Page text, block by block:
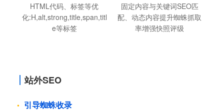
HTML代码、标签等优
化:H,alt,strong,title,span,titl
e等标签
固定内容与关键词SEO匹
配、动态内容提升蜘蛛抓取
率增强快照评级
站外SEO
引导蜘蛛收录